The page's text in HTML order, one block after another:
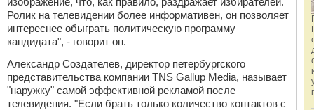
Ролик на телевидении более информативен, он позволяет
интереснее обыграть политическую программу
кандидата", - говорит он.
Александр Создателев, директор петербургского
представительства компании TNS Gallup Media, называет
"наружку" самой эффективной рекламой после
телевидения. "Если брать только количество контактов с